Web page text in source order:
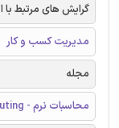
گرایش های مرتبط با
مدیریت کسب و کار
مجله
محاسبات نرم - Soft Computing